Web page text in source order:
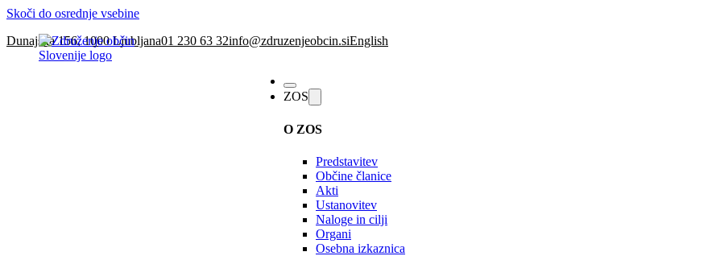
Skoči do osrednje vsebine
Dunajska 156, 1000 Ljubljana01 230 63 32info@zdruzenjeobcin.siEnglish
ZOS
O ZOS
Predstavitev
Občine članice
Akti
Ustanovitev
Naloge in cilji
Organi
Osebna izkaznica